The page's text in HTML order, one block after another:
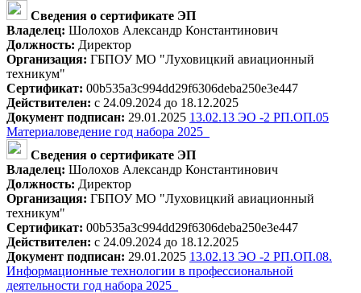
Сведения о сертификате ЭП
Владелец: Шолохов Александр Константинович
Должность: Директор
Организация: ГБПОУ МО "Луховицкий авиационный
техникум"
Сертификат: 00b535a3c994dd29f6306deba250e3e447
Действителен: с 24.09.2024 до 18.12.2025
Документ подписан: 29.01.2025 13.02.13 ЭО -2 РП.ОП.05
Материаловедение год набора 2025_
Сведения о сертификате ЭП
Владелец: Шолохов Александр Константинович
Должность: Директор
Организация: ГБПОУ МО "Луховицкий авиационный
техникум"
Сертификат: 00b535a3c994dd29f6306deba250e3e447
Действителен: с 24.09.2024 до 18.12.2025
Документ подписан: 29.01.2025 13.02.13 ЭО -2 РП.ОП.08.
Информационные технологии в профессиональной
деятельности год набора 2025_